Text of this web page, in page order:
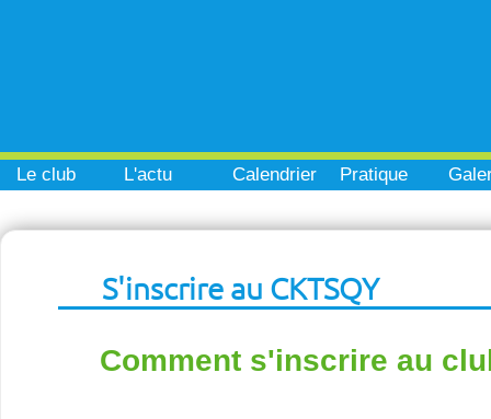
Le club L'actu Calendrier Pratique
S'inscrire au CKTSQY
Comment s'inscrire au